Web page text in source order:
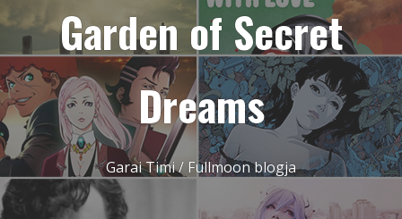
Garden of Secret
Dreams
Garai Timi / Fullmoon blogja